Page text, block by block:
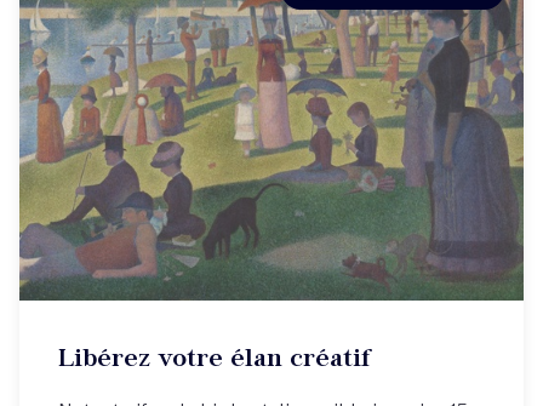
Se libérer pour écrire !
Libérez votre élan créatif